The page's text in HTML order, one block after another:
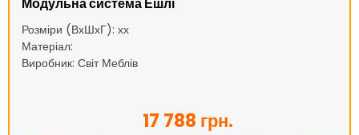
Модульна система Ешлі
Розміри (ВхШхГ): хх
Матеріал:
Виробник: Світ Меблів
17 788 грн.